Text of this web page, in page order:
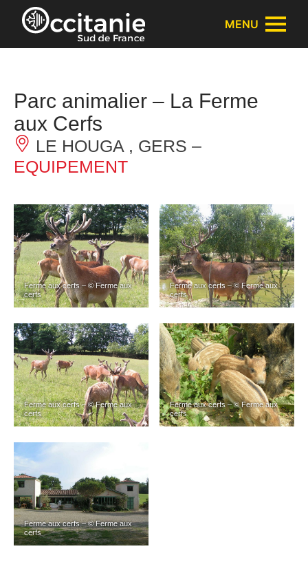
Panneau de gestion des cookies
MENU
Parc animalier – La Ferme
aux Cerfs
LE HOUGA , GERS –
EQUIPEMENT
Ferme aux cerfs – © Ferme aux
cerfs
Ferme aux cerfs – © Ferme aux
cerfs
Ferme aux cerfs – © Ferme aux
cerfs
Ferme aux cerfs – © Ferme aux
cerfs
Ferme aux cerfs – © Ferme aux
cerfs